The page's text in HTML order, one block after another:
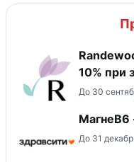
10% при
До 30
МагнеB6
До 31